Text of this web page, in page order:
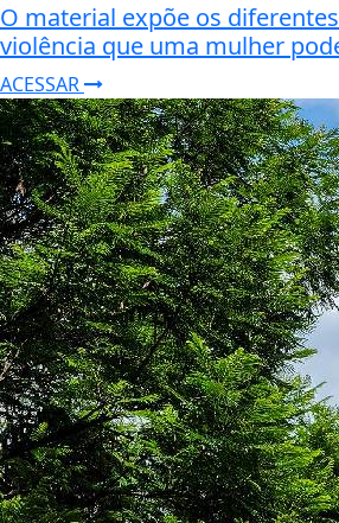
O material expõe os
violência que uma mulher
ACESSAR